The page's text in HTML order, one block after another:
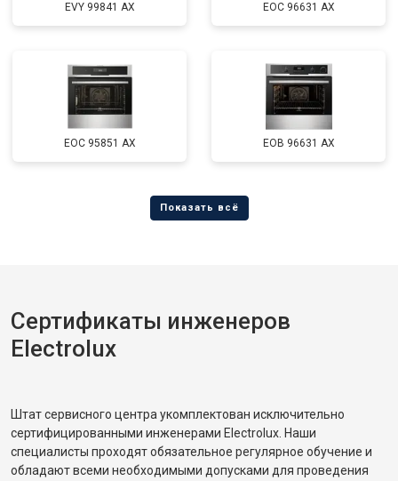
EVY 99841 AX EOC 96631 AX
EOC 95851 AX EOB 96631 AX
Сертификаты инженеров
Electrolux
Штат сервисного центра укомплектован исключительно
сертифицированными инженерами Electrolux. Наши
специалисты проходят обязательное регулярное обучение и
обладают всеми необходимыми допусками для проведения